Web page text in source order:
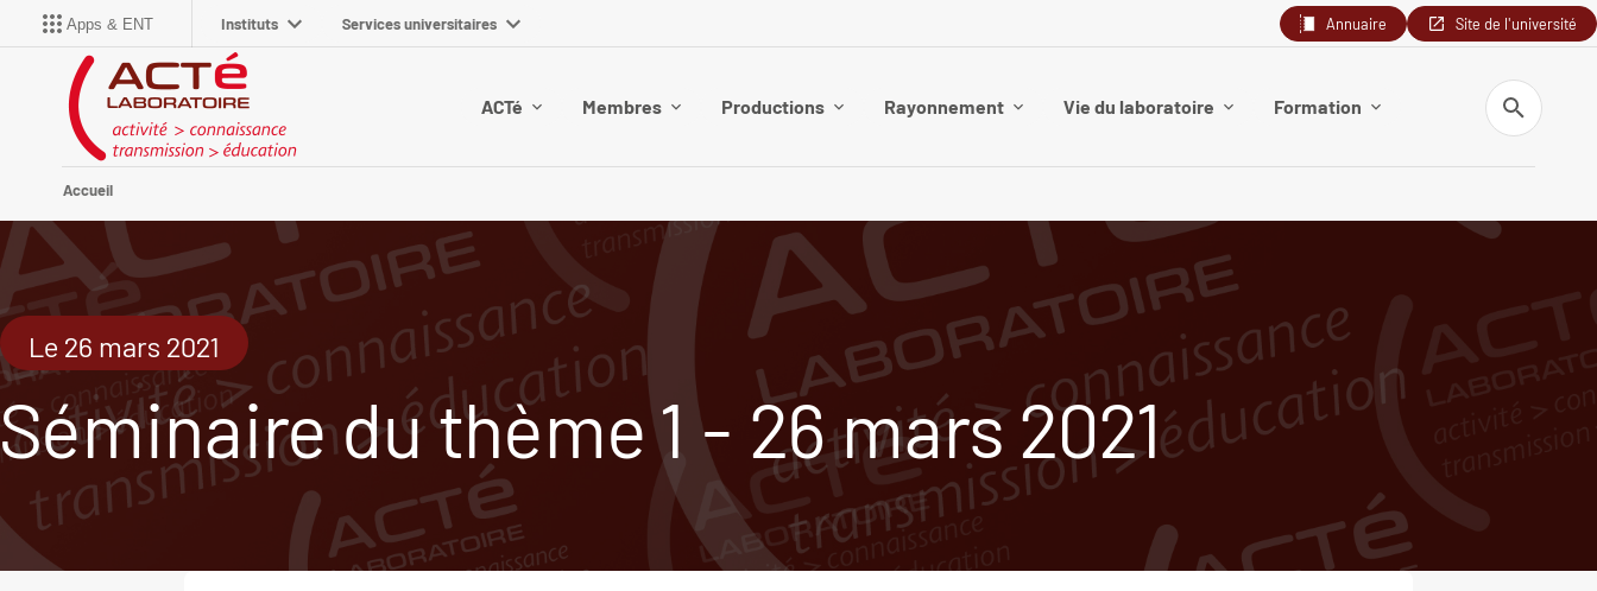
Apps & ENT Instituts Services universitaires Annuaire Site de l'université
ACTé Membres Productions Rayonnement Vie du laboratoire Formation
Recherche
Accueil
Le 26 mars 2021
Séminaire du thème 1 - 26 mars 2021